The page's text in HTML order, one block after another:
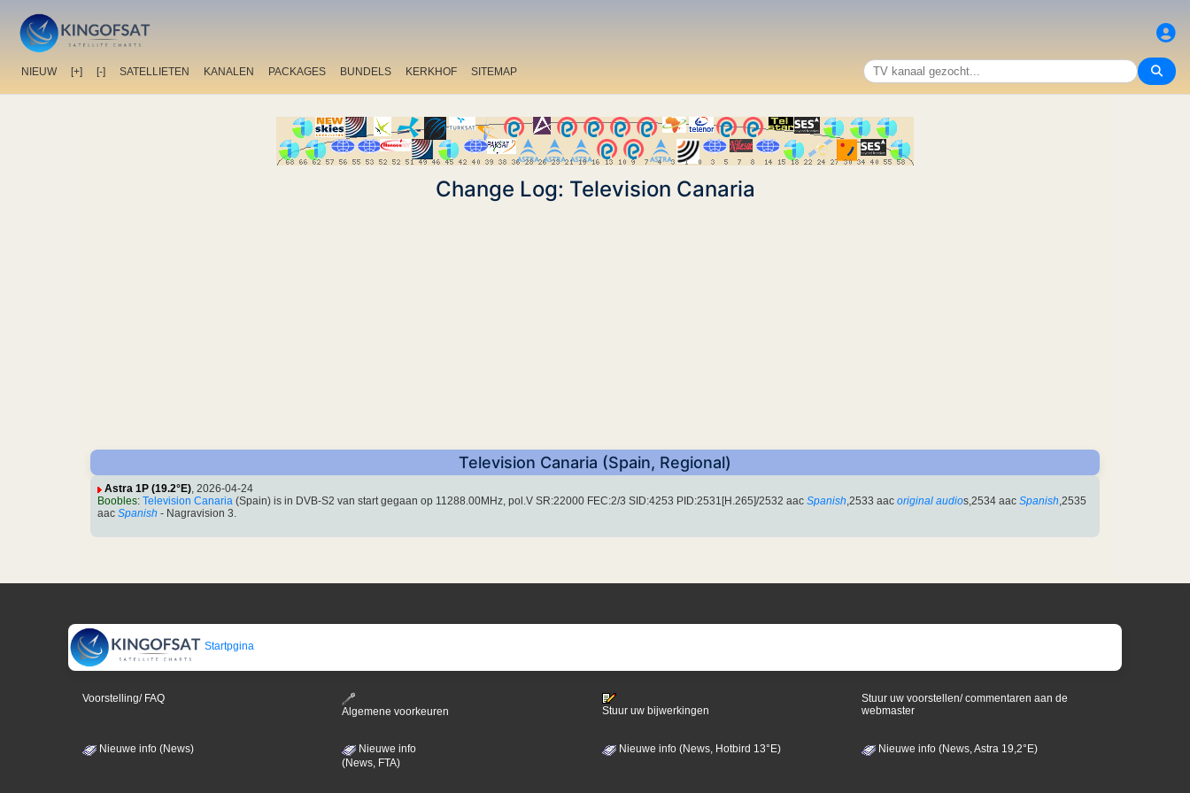
NIEUW [+] [-] SATELLIETEN KANALEN PACKAGES BUNDELS KERKHOF SITEMAP
Change Log: Television Canaria
Television Canaria (Spain, Regional)
Astra 1P (19.2°E), 2026-04-24
Boobles: Television Canaria (Spain) is in DVB-S2 van start gegaan op 11288.00MHz, pol.V SR:22000 FEC:2/3 SID:4253 PID:2531[H.265]/2532 aac Spanish,2533 aac original audios,2534 aac Spanish,2535
aac Spanish - Nagravision 3.
Startpgina
Voorstelling/ FAQ
Algemene voorkeuren
Stuur uw bijwerkingen
Stuur uw voorstellen/ commentaren aan de
webmaster
Nieuwe info (News)
Nieuwe info
(News, FTA)
Nieuwe info (News, Hotbird 13°E) Nieuwe info (News, Astra 19,2°E)